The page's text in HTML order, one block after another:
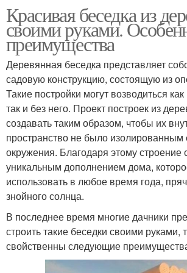
Красивая беседка из
своими руками.
преимущества
Деревянная беседка представляет
садовую конструкцию, состоящую из
Такие постройки могут возводиться
так и без него. Проект построек из
создавать таким образом, чтобы их
пространство не было изолированным
окружения. Благодаря этому строение
уникальным дополнением дома,
использовать в любое время года,
знойного солнца.
В последнее время многие дачники
строить такие беседки своими руками,
свойственны следующие